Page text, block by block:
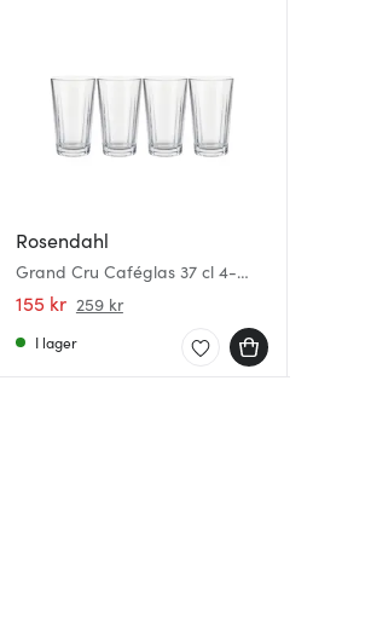
Rosendahl
Grand Cru Caféglas 37 cl 4-
pack
155 kr 259 kr
I lager